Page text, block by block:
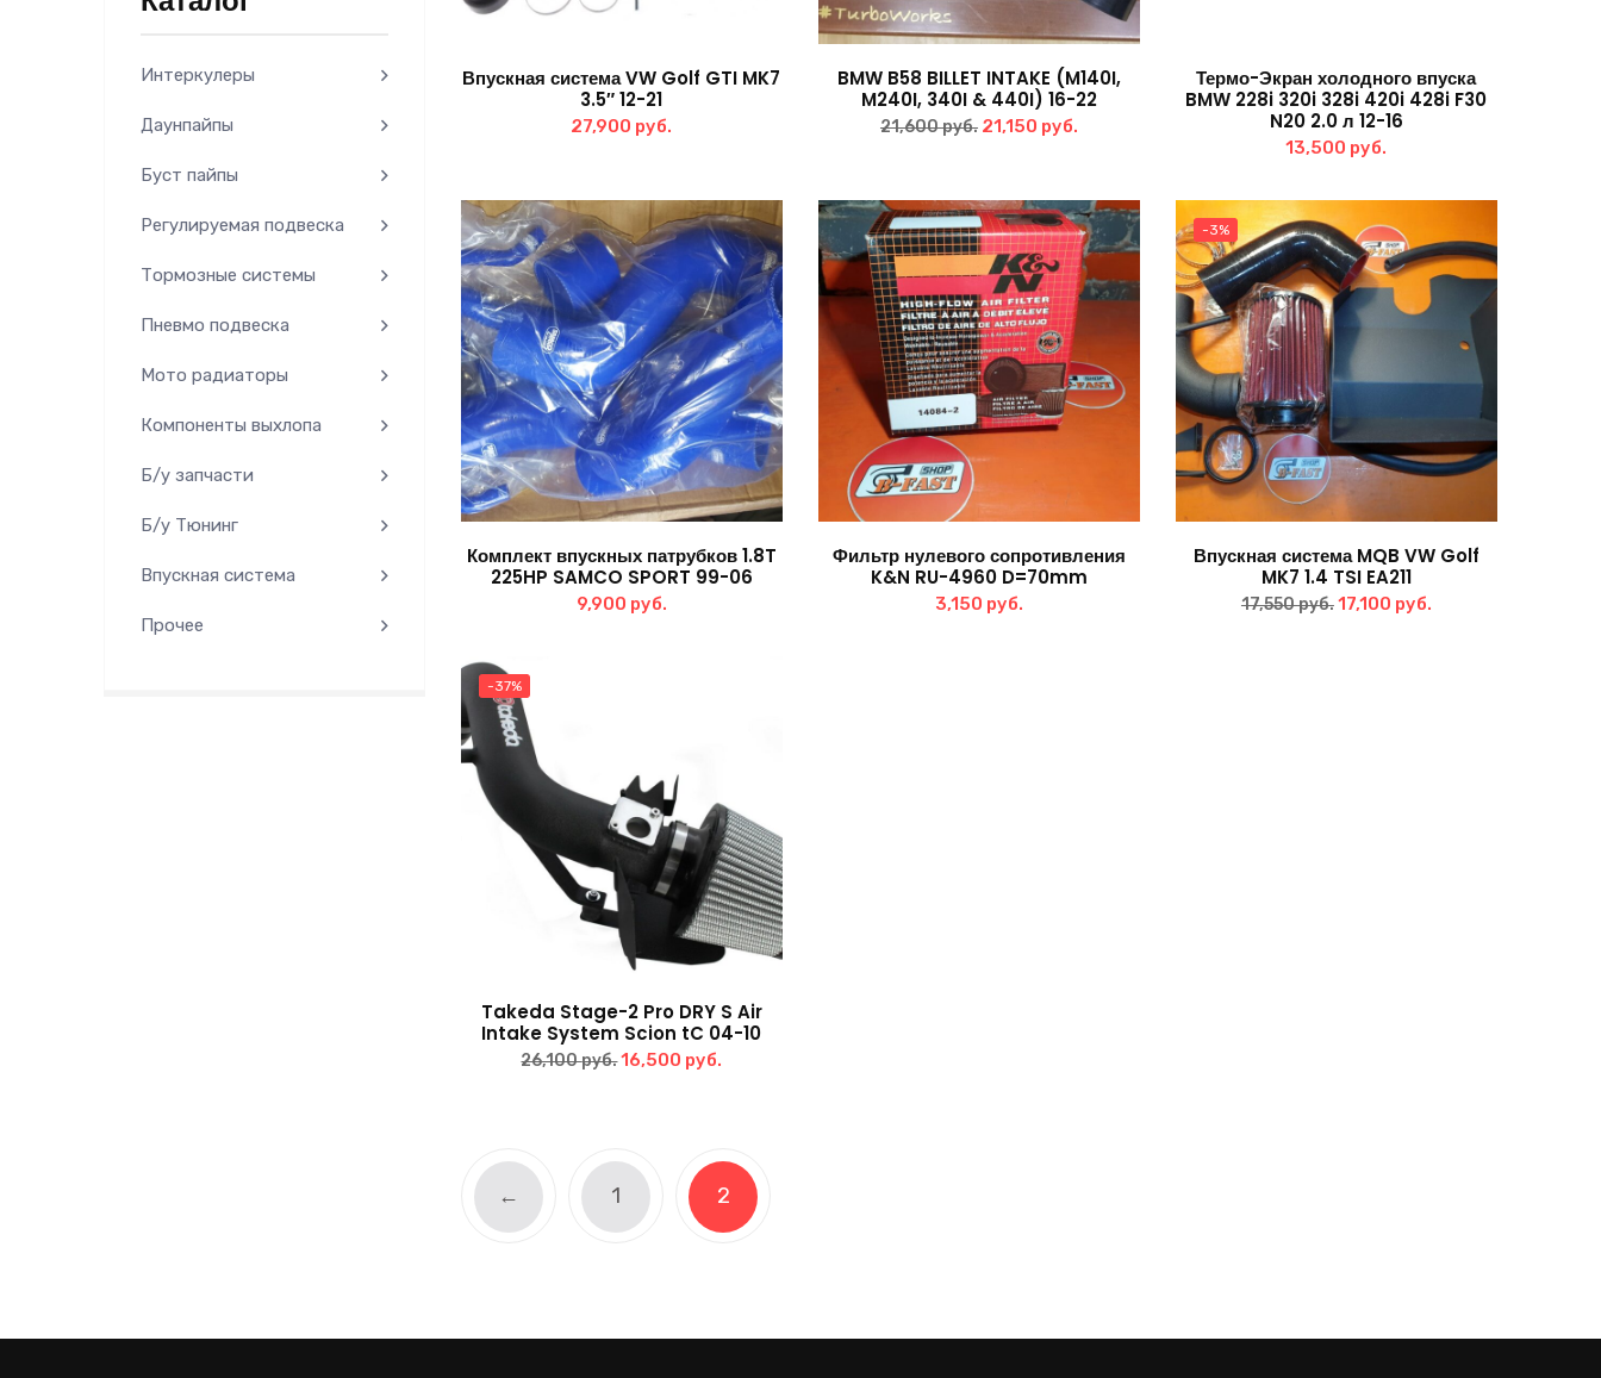
Интеркулеры
Даунпайпы
Буст пайпы
Регулируемая подвеска
Тормозные системы
Пневмо подвеска
Мото радиаторы
Компоненты выхлопа
Б/у запчасти
Б/у Тюнинг
Впускная система
Прочее
Впускная система VW Golf GTI MK7
3.5″ 12-21
27,900 руб.
BMW B58 BILLET INTAKE (M140I,
M240I, 340I & 440I) 16-22
21,600руб. Первоначальная
21,600 руб..
21,150 руб.Текущая
Термо-Экран холодного впуска
BMW 228i 320i 328i 420i 428i F30
N20 2.0 л 12-16
13,500 руб.
Комплект впускных патрубков 1.8T
225HP SAMCO SPORT 99-06
9,900 руб.
Фильтр нулевого сопротивления
K&N RU-4960 D=70mm
3,150 руб.
-3%
Впускная система MQB VW Golf
MK7 1.4 TSI EA211
17,550руб.Первоначальная
17,100 руб.Текущая
-37%
Takeda Stage-2 Pro DRY S Air
Intake System Scion tC 04-10
26,100руб.Первоначальная
16,500 руб.
← 1 2